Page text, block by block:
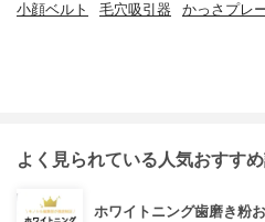
小顔ベルト 毛穴吸引器 かっさプレ
よく見られている人気おすす
ホワイトニング歯磨き粉